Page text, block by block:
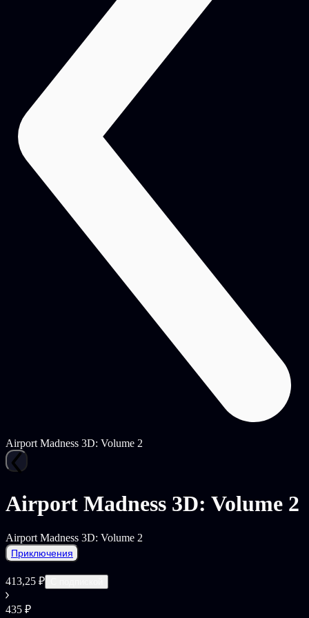
Airport Madness 3D: Volume 2
Airport Madness 3D: Volume 2
Airport Madness 3D: Volume 2
Приключения
413,25 ₽
435 ₽